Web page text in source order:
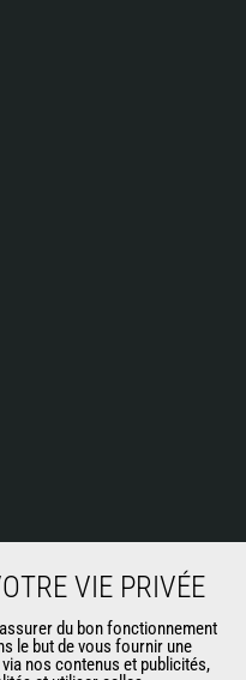
VIE PRIVÉE
du bon fonctionnement
le but de vous fournir une
nos contenus et publicités,